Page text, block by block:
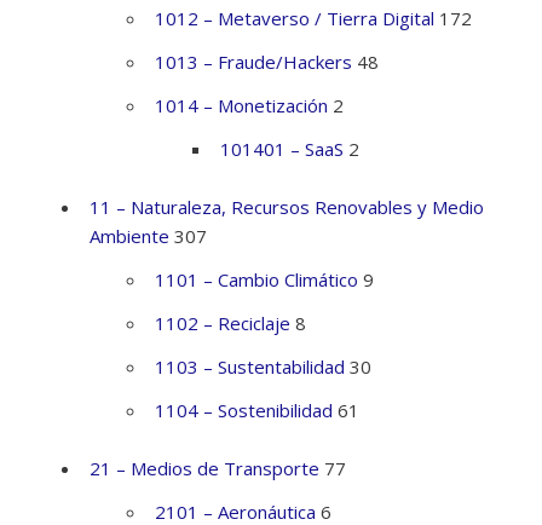
1012 – Metaverso / Tierra Digital 172
1013 – Fraude/Hackers 48
1014 – Monetización 2
101401 – SaaS 2
11 – Naturaleza, Recursos Renovables y Medio
Ambiente 307
1101 – Cambio Climático 9
1102 – Reciclaje 8
1103 – Sustentabilidad 30
1104 – Sostenibilidad 61
21 – Medios de Transporte 77
2101 – Aeronáutica 6